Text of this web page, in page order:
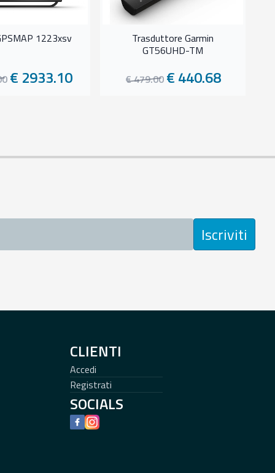
1223xsv
€ 2933.10
Trasduttore Garmin
GT56UHD-TM
€ 479.00 € 440.68
Iscriviti
CLIENTI
Accedi
Registrati
SOCIALS
Facebook
Instagram